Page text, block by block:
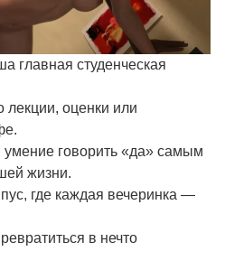
главная студенческая
лекции, оценки или
умение говорить «да» самым
жизни.
где каждая вечеринка —
в нечто